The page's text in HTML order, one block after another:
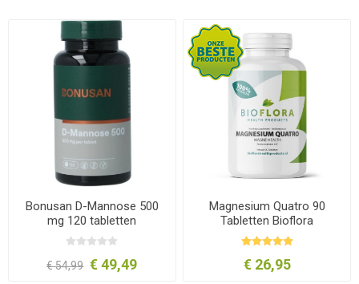
Bonusan D-Mannose 500
mg 120 tabletten
€ 54,99 € 49,49
Magnesium Quatro 90
Tabletten Bioflora
€ 26,95